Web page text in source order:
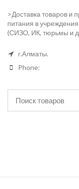
>Доставка товаров и
питания в
(СИЗО, ИК, тюрьмы и
г.Алматы.
Phone: